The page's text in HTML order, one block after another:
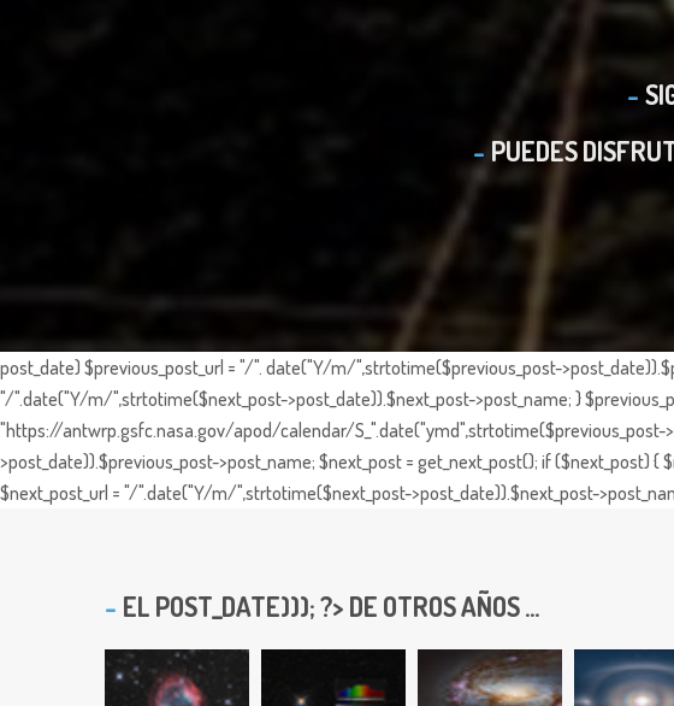
PUEDES
post_date) $previous_post_url = "/". date("Y/m/",strtotime($previous_post-
"/".date("Y/m/",strtotime($next_post->post_date)).$next_post->post_name; }
"https://antwrp.gsfc.nasa.gov/apod/calendar/S_".date("ymd",strtotime($previous_post-
>post_date)).$previous_post->post_name; $next_post = get_next_post(); if
$next_post_url = "/".date("Y/m/",strtotime($next_post->post_date)).$next_post-
EL POST_DATE))); ?> DE OTROS AÑOS ...